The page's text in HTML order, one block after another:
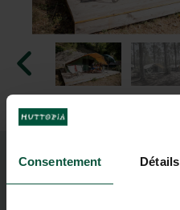
Consentement Détails